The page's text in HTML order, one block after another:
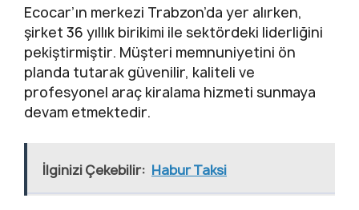
Ecocar’ın merkezi Trabzon’da yer alırken,
şirket 36 yıllık birikimi ile sektördeki liderliğini
pekiştirmiştir. Müşteri memnuniyetini ön
planda tutarak güvenilir, kaliteli ve
profesyonel araç kiralama hizmeti sunmaya
devam etmektedir.
İlginizi Çekebilir: Habur Taksi